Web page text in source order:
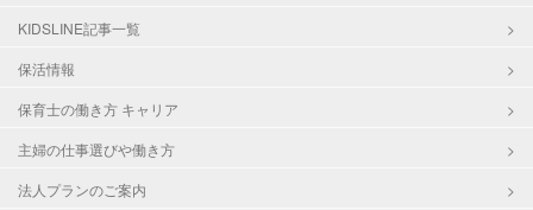
KIDSLINE記事一覧
保活情報
保育士の働き方 キャリア
主婦の仕事選びや働き方
法人プランのご案内